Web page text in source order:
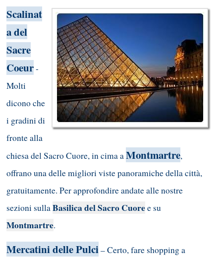
Scalinat
a del
Sacre
Coeur-
Molti
dicono che
i gradini di
fronte alla
chiesa del Sacro Cuore, in cima aMontmartre,
offrano una delle migliori viste panoramiche della città,
gratuitamente. Per approfondire andate alle nostre
sezioni sullaBasilica del Sacro Cuoree su
Montmartre.
Mercatini delle Pulci– Certo, fare shopping a